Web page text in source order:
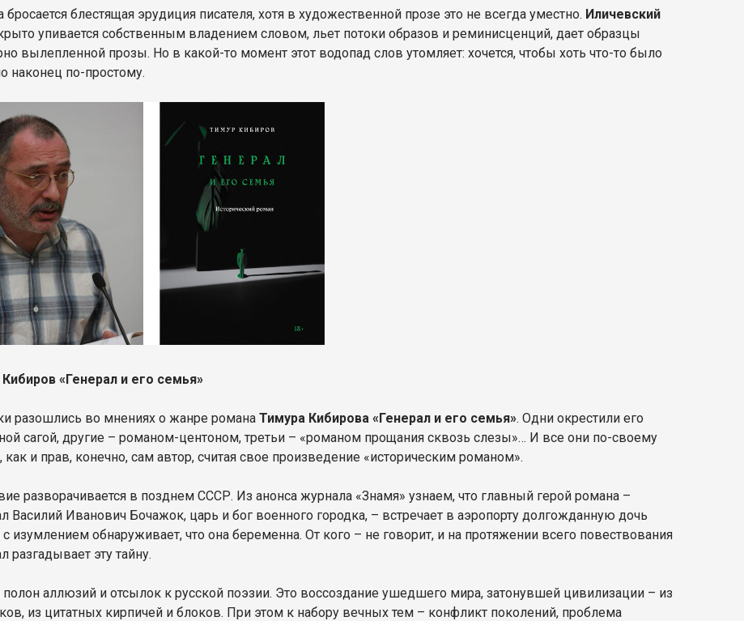
бросается блестящая эрудиция писателя, хотя в художественной прозе это не всегда уместно. Иличевский
упивается собственным владением словом, льет потоки образов и реминисценций, дает образцы
вылепленной прозы. Но в какой-то момент этот водопад слов утомляет: хочется, чтобы хоть что-то было
наконец по-простому.
«Генерал и его семья»
разошлись во мнениях о жанре романаТимура Кибирова «Генерал и его семья». Одни окрестили его
сагой, другие – романом-центоном, третьи – «романом прощания сквозь слезы»… И все они по-своему
как и прав, конечно, сам автор, считая свое произведение «историческим романом».
разворачивается в позднем СССР. Из анонса журнала «Знамя» узнаем, что главный герой романа –
Василий Иванович Бочажок, царь и бог военного городка, – встречает в аэропорту долгожданную дочь
изумлением обнаруживает, что она беременна. От кого – не говорит, и на протяжении всего повествования
разгадывает эту тайну.
аллюзий и отсылок к русской поэзии. Это воссоздание ушедшего мира, затонувшей цивилизации – из
из цитатных кирпичей и блоков. При этом к набору вечных тем – конфликт поколений, проблема